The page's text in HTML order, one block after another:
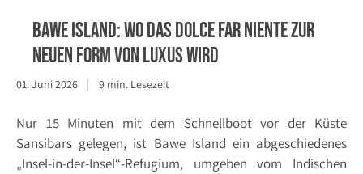
Bawe Island: Wo das Dolce far niente zur
neuen Form von Luxus wird
01. Juni 2026 9 min. Lesezeit
Nur 15 Minuten mit dem Schnellboot vor der Küste
Sansibars gelegen, ist Bawe Island ein abgeschiedenes
„Insel-in-der-Insel“-Refugium, umgeben vom Indischen